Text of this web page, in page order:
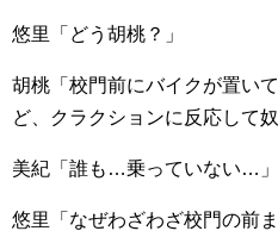
悠里「どう胡桃？」
胡桃「校門前にバイクが置い
ど、クラクションに反応して
美紀「誰も…乗っていない…」
悠里「なぜわざわざ校門の前